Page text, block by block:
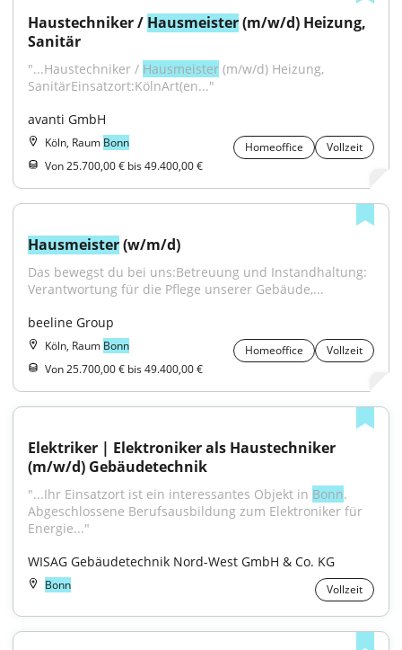
Haustechniker / Hausmeister (m/w/d) Heizung,
Sanitär
"...Haustechniker / Hausmeister (m/w/d) Heizung,
SanitärEinsatzort:KölnArt(en..."
avanti GmbH
Köln, Raum Bonn Homeoffice
Vollzeit
Von 25.700,00 € bis 49.400,00 €
Hausmeister (w/m/d)
Das bewegst du bei uns:Betreuung und Instandhaltung:
Verantwortung für die Pflege unserer Gebäude,...
beeline Group
Köln, Raum Bonn Homeoffice
Vollzeit
Von 25.700,00 € bis 49.400,00 €
Elektriker | Elektroniker als Haustechniker
(m/w/d) Gebäudetechnik
"...Ihr Einsatzort ist ein interessantes Objekt in Bonn.
Abgeschlossene Berufsausbildung zum Elektroniker für
Energie..."
WISAG Gebäudetechnik Nord-West GmbH & Co. KG
Bonn Vollzeit